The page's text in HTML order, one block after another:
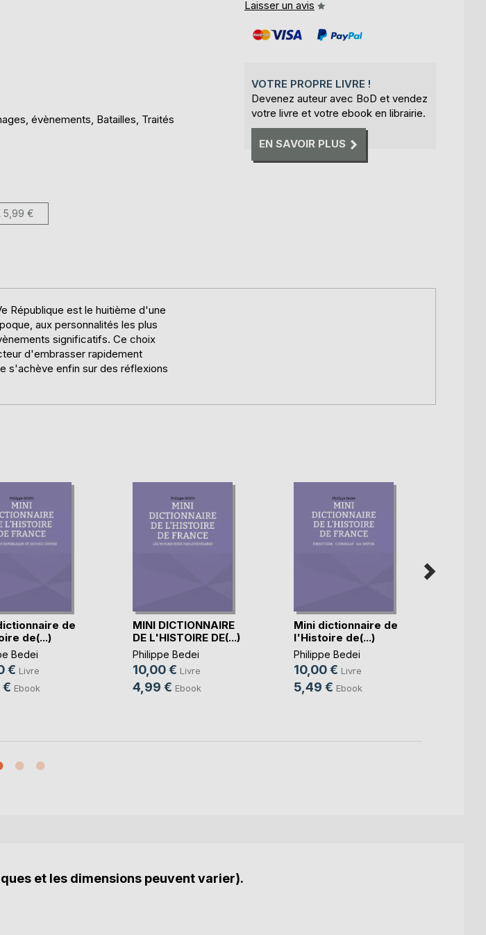
évènements, Batailles, Traités
5,99 €
Laisser un avis
VOTRE PROPRE LIVRE !
Devenez auteur avec BoD et vendez
votre livre et votre ebook en librairie.
EN SAVOIR PLUS
République est le huitième d'une
aux personnalités les plus
significatifs. Ce choix
d'embrasser rapidement
s'achève enfin sur des réflexions
de
de(...)
Bedei
€ Livre
€ Ebook
MINI DICTIONNAIRE
DE L'HISTOIRE DE(...)
Philippe Bedei
10,00 € Livre
4,99 € Ebook
Mini dictionnaire de
l'Histoire de(...)
Philippe Bedei
10,00 € Livre
5,49 € Ebook
et les dimensions peuvent varier).